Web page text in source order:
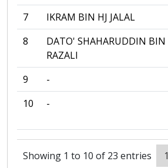
7 IKRAM BIN HJ JALAL
8
DATO' SHAHARUDDIN BIN
RAZALI
9
-
10
-
Showing 1 to 10 of 23 entries 1